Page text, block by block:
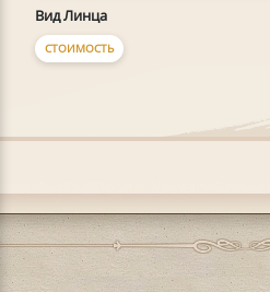
Вид Линца
СТОИМОСТЬ